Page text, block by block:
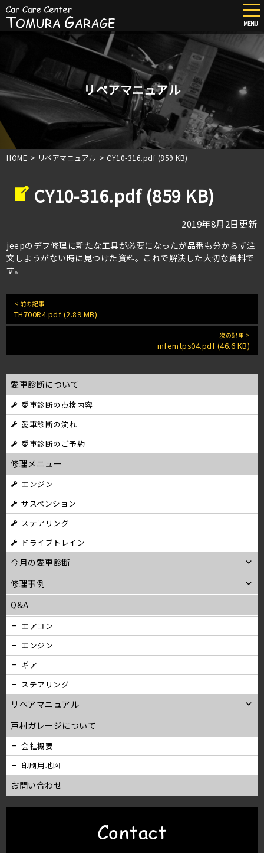
content
MENU
リペアマニュアル
HOME > リペアマニュアル >CY10-316.pdf (859 KB)
CY10-316.pdf (859 KB)
2019年8月2日更新
jeepのデフ修理に新たな工具が必要になったが品番も分からず注
文しようがない時に見つけた資料。これで解決した大切な資料で
す。
< 前の記事
TH700R4.pdf (2.89 MB)
次の記事 >
infemtps04.pdf (46.6 KB)
愛車診断について
愛車診断の点検内容
愛車診断の流れ
愛車診断のご予約
修理メニュー
エンジン
サスペンション
ステアリング
ドライブトレイン
今月の愛車診断
修理事例
Q&A
エアコン
エンジン
ギア
ステアリング
リペアマニュアル
戸村ガレージについて
会社概要
印刷用地図
お問い合わせ
Contact